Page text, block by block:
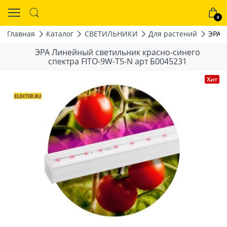
0
Главная Каталог СВЕТИЛЬНИКИ Для растений ЭРА
ЭРА Линейный светильник красно-синего
спектра FITO-9W-Т5-N арт Б0045231
Хит